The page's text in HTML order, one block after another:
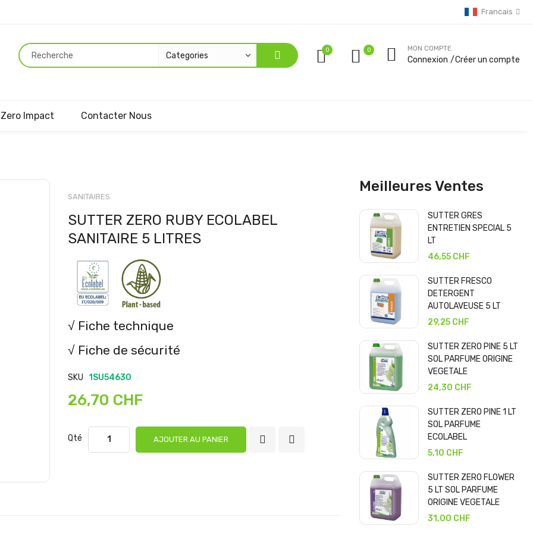
Francais
0 MON COMPTE
Connexion Créer un compte
Zero Impact Contacter Nous
Passer
d’images
SANITAIRES
SUTTER ZERO RUBY ECOLABEL
SANITAIRE 5 LITRES
√ Fiche technique
√ Fiche de sécurité
SKU 1SU54630
26,70 CHF
Qté AJOUTER AU PANIER
Meilleures Ventes
SUTTER GRES
ENTRETIEN SPECIAL 5
LT
46,55 CHF
SUTTER FRESCO
DETERGENT
AUTOLAVEUSE 5 LT
29,25 CHF
SUTTER ZERO PINE 5 LT
SOL PARFUME ORIGINE
VEGETALE
24,30 CHF
SUTTER ZERO PINE 1 LT
SOL PARFUME
ECOLABEL
5,10 CHF
SUTTER ZERO FLOWER
5 LT SOL PARFUME
ORIGINE VEGETALE
31,00 CHF